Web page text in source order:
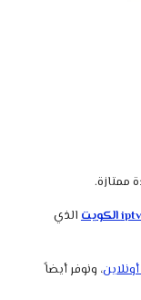
الذي
، ونوفر أيضاً